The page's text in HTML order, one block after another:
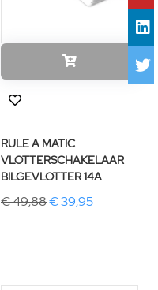
RULE A MATIC
VLOTTERSCHAKELAAR
BILGEVLOTTER 14A
€ 49,88€ 39,95